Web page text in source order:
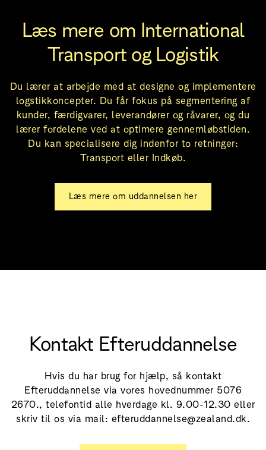
Læs mere om International
Transport og Logistik
Du lærer at arbejde med at designe og implementere
logstikkoncepter. Du får fokus på segmentering af
kunder, færdigvarer, leverandører og råvarer, og du
lærer fordelene ved at optimere gennemløbstiden.
Du kan specialisere dig indenfor to retninger:
Transport eller Indkøb.
Læs mere om uddannelsen her
Kontakt Efteruddannelse
Hvis du har brug for hjælp, så kontakt
Efteruddannelse via vores hovednummer 5076
2670., telefontid alle hverdage kl. 9.00-12.30 eller
skriv til os via mail: efteruddannelse@zealand.dk.